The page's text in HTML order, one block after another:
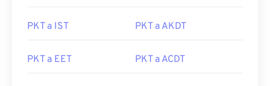
PKT a IST PKT a AKDT
PKT a EET PKT a ACDT